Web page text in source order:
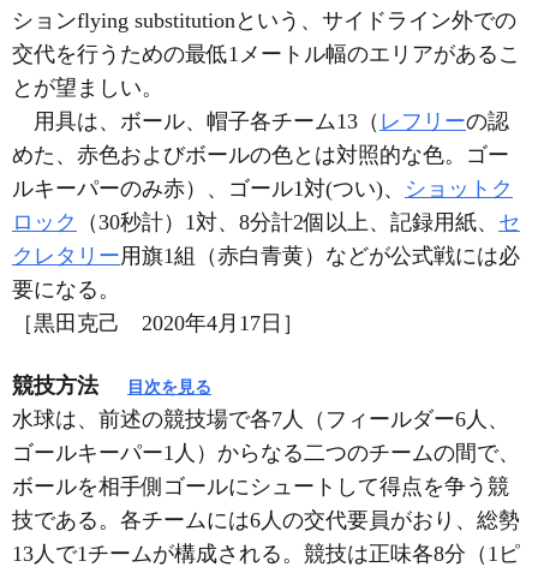
ションflying substitutionという、サイドライン外での
交代を行うための最低1メートル幅のエリアがあるこ
とが望ましい。
用具は、ボール、帽子各チーム13（ レフリーの認
めた、赤色およびボールの色とは対照的な色。ゴー
ルキーパーのみ赤）、ゴール1対(つい)、 ショットク
ロック
（30秒計）1対、8分計2個以上、記録用紙、 セ
クレタリー用旗1組（赤白青黄）などが公式戦には必
要になる。
［黒田克己 2020年4月17日］
競技方法 目次を見る
水球は、前述の競技場で各7人（フィールダー6人、
ゴールキーパー1人）からなる二つのチームの間で、
ボールを相手側ゴールにシュートして得点を争う競
技である。各チームには6人の交代要員がおり、総勢
13人で1チームが構成される。競技は正味各8分（1ピ